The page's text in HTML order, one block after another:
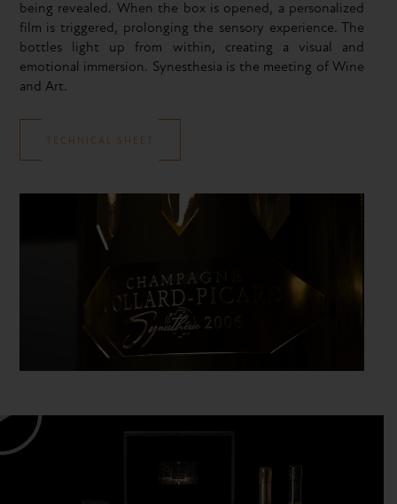
being revealed. When the box is opened, a personalized
film is triggered, prolonging the sensory experience. The
bottles light up from within, creating a visual and
emotional immersion. Synesthesia is the meeting of Wine
and Art.
TECHNICAL SHEET